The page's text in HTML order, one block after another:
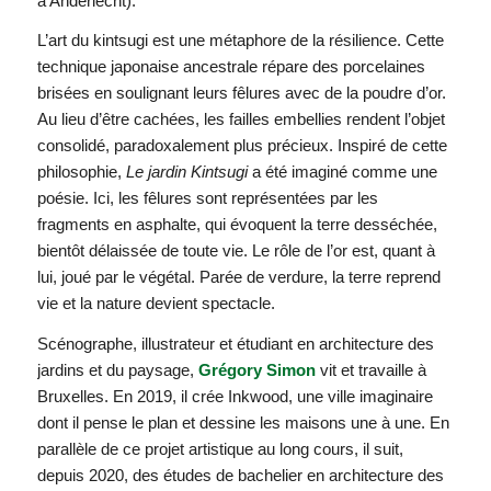
L’art du kintsugi est une métaphore de la résilience. Cette
technique japonaise ancestrale répare des porcelaines
brisées en soulignant leurs fêlures avec de la poudre d’or.
Au lieu d’être cachées, les failles embellies rendent l’objet
consolidé, paradoxalement plus précieux. Inspiré de cette
philosophie, Le jardin Kintsugia été imaginé comme une
poésie. Ici, les fêlures sont représentées par les
fragments en asphalte, qui évoquent la terre desséchée,
bientôt délaissée de toute vie. Le rôle de l’or est, quant à
lui, joué par le végétal. Parée de verdure, la terre reprend
vie et la nature devient spectacle.
Scénographe, illustrateur et étudiant en architecture des
jardins et du paysage, Grégory Simonvit et travaille à
Bruxelles. En 2019, il crée Inkwood, une ville imaginaire
dont il pense le plan et dessine les maisons une à une. En
parallèle de ce projet artistique au long cours, il suit,
depuis 2020, des études de bachelier en architecture des